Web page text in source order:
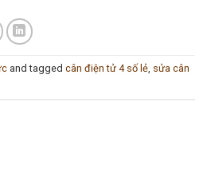
and tagged cân điện tử 4 số lẻ, sửa cân